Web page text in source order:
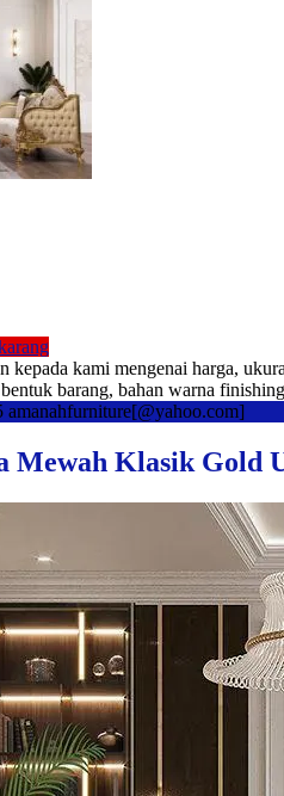
kepada kami mengenai harga,
barang, bahan warna
amanahfurniture[@yahoo.com]
Mewah Klasik Gold